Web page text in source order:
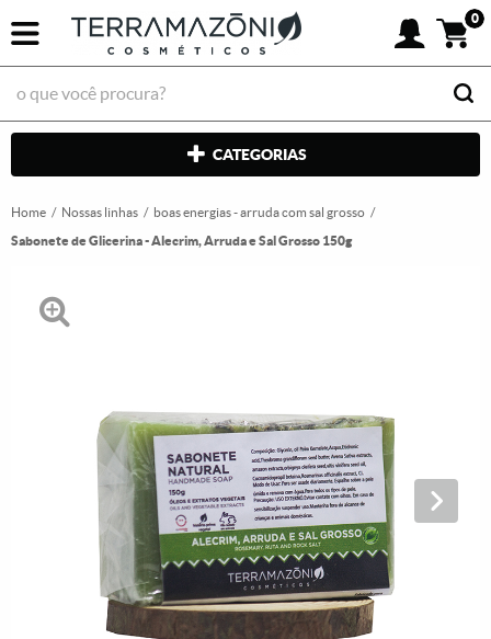
0
CATEGORIAS
Home Nossas linhas
boas energias - arruda com sal grosso
Sabonete de Glicerina - Alecrim, Arruda e Sal Grosso 150g